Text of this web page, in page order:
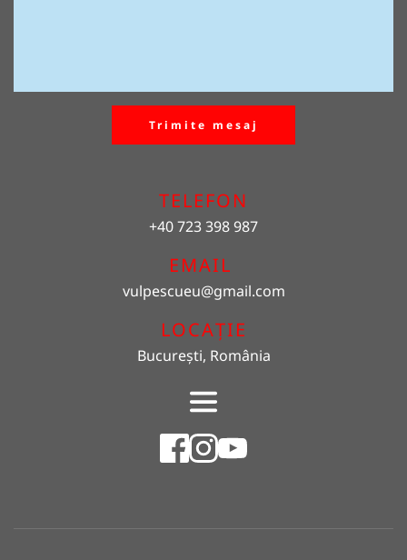
Trimite mesaj
TELEFON
+40 723 398 987
EMAIL
vulpescueu@gmail.com
LOCAȚIE
București, România